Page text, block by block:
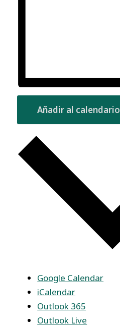
Añadir al calendario
Google Calendar
iCalendar
Outlook 365
Outlook Live